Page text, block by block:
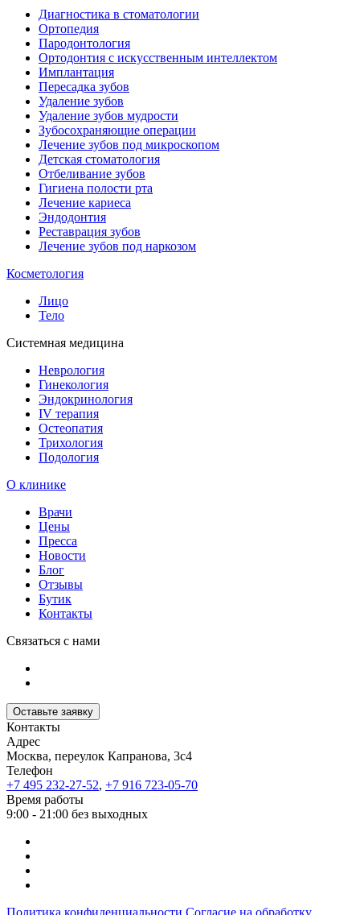
Диагностика в стоматологии
Ортопедия
Пародонтология
Ортодонтия с искусственным интеллектом
Имплантация
Пересадка зубов
Удаление зубов
Удаление зубов мудрости
Зубосохраняющие операции
Лечение зубов под микроскопом
Детская стоматология
Отбеливание зубов
Гигиена полости рта
Лечение кариеса
Эндодонтия
Реставрация зубов
Лечение зубов под наркозом
Косметология
Лицо
Тело
Системная медицина
Неврология
Гинекология
Эндокринология
IV терапия
Остеопатия
Трихология
Подология
О клинике
Врачи
Цены
Пресса
Новости
Блог
Отзывы
Бутик
Контакты
Связаться с нами
Оставьте заявку
Контакты
Адрес
Москва, переулок Капранова, 3с4
Телефон
+7 495 232-27-52, +7 916 723-05-70
Время работы
9:00 - 21:00 без выходных